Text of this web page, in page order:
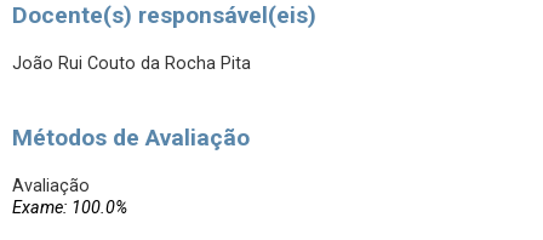
Docente(s) responsável(eis)
João Rui Couto da Rocha Pita
Métodos de Avaliação
Avaliação
Exame: 100.0%